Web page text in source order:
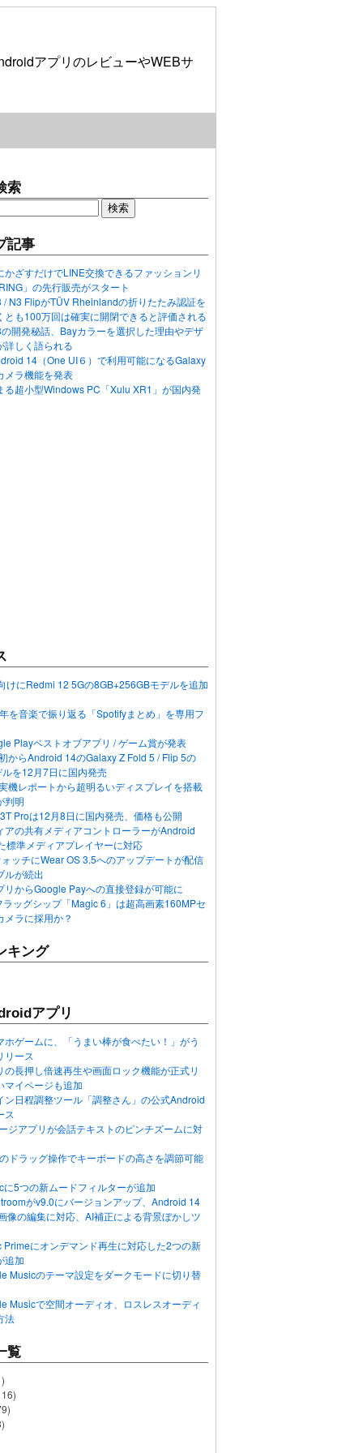
アプリのレビューやWEBサ
索
記事
かざすだけでLINE交換できるファッションリ
」の先行販売がスタート
/ N3 FlipがTÜV Rheinlandの折りたたみ認証を
とも100万回は確実に開閉できると評価される
開発秘話、Bayカラーを選択した理由やデザ
詳しく語られる
14（One UI６）で利用可能になるGalaxy
メラ機能を発表
る超小型Windows PC「Xulu XR1」が国内発
けにRedmi 12 5Gの8GB+256GBモデルを追加
を音楽で振り返る「Spotifyまとめ」を専用フ
Playベストオブアプリ / ゲーム賞が発表
からAndroid 14のGalaxy Z Fold 5 / Flip 5の
を12月7日に国内発売
機レポートから超明るいディスプレイを搭載
判明
Proは12月8日に国内発売、価格も公開
アの共有メディアコントローラーがAndroid
標準メディアプレイヤーに対応
ッチにWear OS 3.5へのアップデートが配信
ルが続出
リからGoogle Payへの直接登録が可能に
ッグシップ「Magic 6」は超高画素160MPセ
メラに採用か？
キング
アプリ
ホゲームに、「うまい棒が食べたい！」がう
リース
の長押し倍速再生や画面ロック機能が正式リ
マイページも追加
ン日程調整ツール「調整さん」の公式Android
ス
ジアプリが会話テキストのピンチズームに対
ドラッグ操作でキーボードの高さを調節可能
に5つの新ムードフィルターが追加
がv9.0にバージョンアップ、Android 14
像の編集に対応、AI補正による背景ぼかしツ
Primeにオンデマンド再生に対応した2つの新
追加
Musicのテーマ設定をダークモードに切り替
Musicで空間オーディオ、ロスレスオーディ
法
覧